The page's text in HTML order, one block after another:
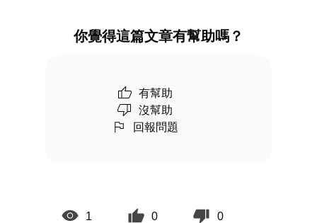
你覺得這篇文章有幫助嗎？
有幫助
沒幫助
回報問題
1 0 0